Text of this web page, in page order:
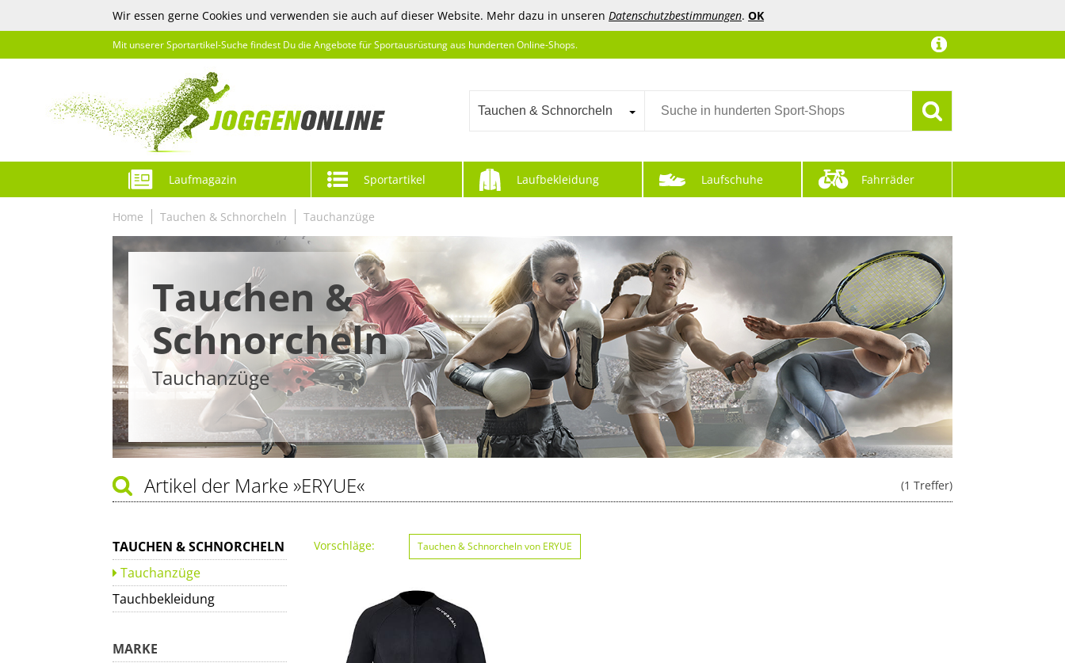
Wir essen gerne Cookies und verwenden sie auch auf dieser Website. Mehr dazu in unseren Datenschutzbestimmungen. OK
Mit unserer Sportartikel-Suche findest Du die Angebote für Sportausrüstung aus hunderten Online-Shops.
Tauchen & Schnorcheln
Laufmagazin Sportartikel Laufbekleidung Laufschuhe Fahrräder
Home Tauchen & Schnorcheln Tauchanzüge
Tauchen &
Schnorcheln
Tauchanzüge
(1 Treffer)
Artikel der Marke »ERYUE«
TAUCHEN & SCHNORCHELN
Tauchanzüge
Tauchbekleidung
MARKE
Vorschläge: Tauchen & Schnorcheln von ERYUE